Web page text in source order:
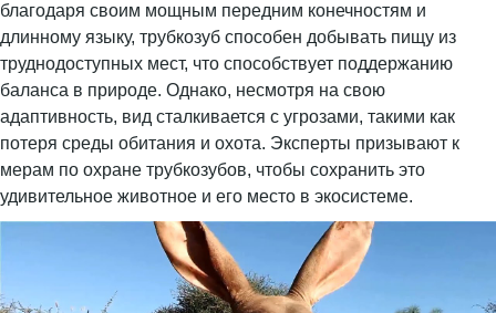
благодаря своим мощным передним конечностям и
длинному языку, трубкозуб способен добывать пищу из
труднодоступных мест, что способствует поддержанию
баланса в природе. Однако, несмотря на свою
адаптивность, вид сталкивается с угрозами, такими как
потеря среды обитания и охота. Эксперты призывают к
мерам по охране трубкозубов, чтобы сохранить это
удивительное животное и его место в экосистеме.